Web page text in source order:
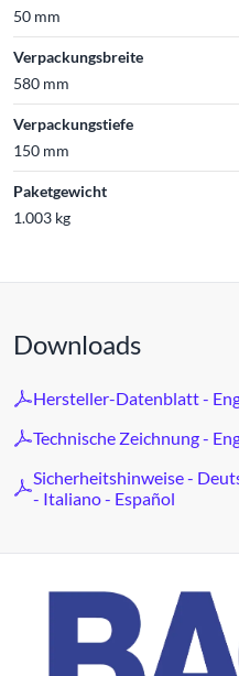
50 mm
Verpackungsbreite
580 mm
Verpackungstiefe
150 mm
Paketgewicht
1.003 kg
Downloads
Hersteller-Datenblatt -
Technische Zeichnung -
Sicherheitshinweise -
- Italiano - Español